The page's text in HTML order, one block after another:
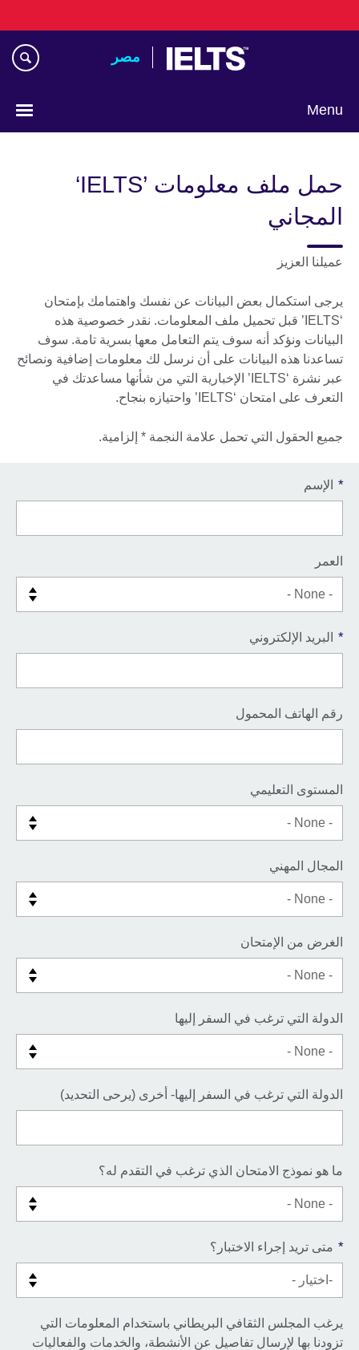
to
مصر‎
Menu
حمل ملف معلومات ’IELTS‘
المجاني
عميلنا العزيز
يرجى استكمال بعض البيانات عن نفسك واهتمامك بإمتحان
‘IELTS’ قبل تحميل ملف المعلومات. نقدر خصوصية هذه
البيانات ونؤكد أنه سوف يتم التعامل معها بسرية تامة. سوف
تساعدنا هذه البيانات على أن نرسل لك معلومات إضافية ونصائح
عبر نشرة ‘IELTS’ الإخبارية التي من شأنها مساعدتك في
التعرف على امتحان ‘IELTS’ واحتيازه بنجاح.
جميع الحقول التي تحمل علامة النجمة * إلزامية.
* الإسم
العمر
* البريد الإلكتروني
رقم الهاتف المحمول
المستوى التعليمي
المجال المهني
الغرض من الإمتحان
الدولة التي ترغب في السفر إليها
الدولة التي ترغب في السفر إليها- أخرى (يرحى التحديد)
ما هو نموذج الامتحان الذي ترغب في التقدم له؟
* متى تريد إجراء الاختبار؟
يرغب المجلس الثقافي البريطاني باستخدام المعلومات التي
تزودنا بها لإرسال تفاصيل عن الأنشطة، والخدمات والفعاليات